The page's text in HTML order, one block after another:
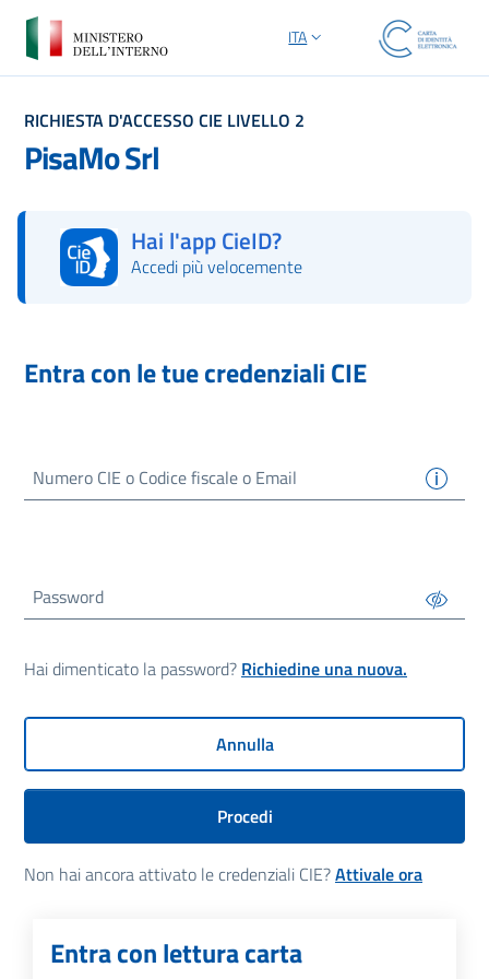
SELEZIONE LINGUA: LINGUA
ITA
RICHIESTA D'ACCESSO CIE LIVELLO 2
PisaMo Srl
Hai l'app CieID?
Accedi più velocemente
Entra con le tue credenziali CIE
NumeroCIE o Codice fiscale o Email
Password
Hai dimenticato la password? Richiedine una nuova.
Annulla
Procedi
Non hai ancora attivato le credenziali CIE?Attivale ora
Entra con lettura carta